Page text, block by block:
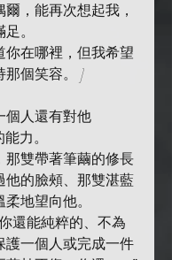
，能再次想起我，
。
你在哪裡，但我希望
那個笑容。 ]
個人還有對他
力。
那雙帶著筆繭的修長
他的臉頰、那雙湛藍
地望向他。
還能純粹的、不為
護一個人或完成一件